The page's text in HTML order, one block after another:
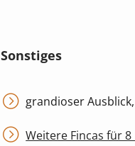
Sonstiges
grandioser
Weitere Fincas für